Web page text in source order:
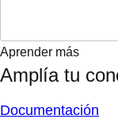
Aprender más
Amplía tu
Documentación